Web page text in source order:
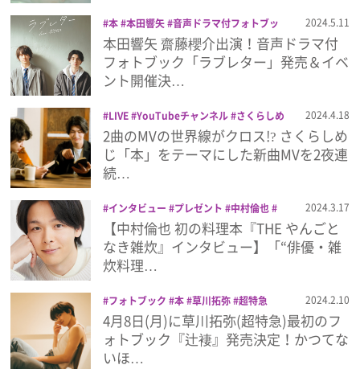
Emo!miuとは？
免責事項
プライバシーポリシー
利用規約
お問い合わせ
本 本田響矢 音声ドラマ付フォトブッ
ク 齋藤櫻介
2024.5.11
本田響矢 齋藤櫻介出演！音声ドラマ付
フォトブック「ラブレター」発売＆イベ
ント開催決…
LIVE YouTubeチャンネル
さくらしめ
じ ライブ 本
2024.4.18
2曲のMVの世界線がクロス!? さくらしめ
じ「本」をテーマにした新曲MVを2夜連
続…
インタビュー プレゼント
中村倫也
本
2024.3.17
【中村倫也 初の料理本『THE やんごと
なき雑炊』インタビュー】「“俳優・雑
炊料理…
フォトブック 本 草川拓弥 超特急 2024.2.10
4月8日(月)に草川拓弥(超特急)最初のフ
ォトブック『辻褄』発売決定！かつてな
いほ…